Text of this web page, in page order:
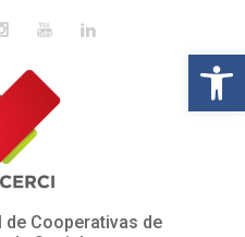
Cooperativas de